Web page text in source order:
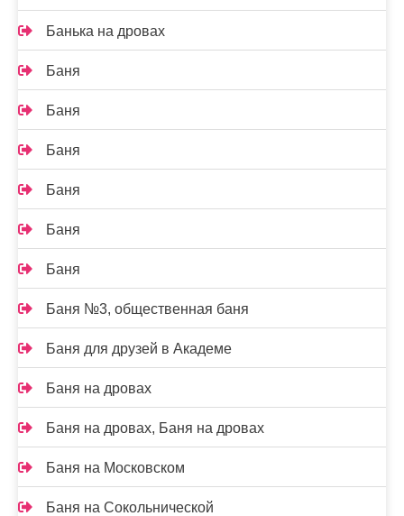
Банька на дровах
Баня
Баня
Баня
Баня
Баня
Баня
Баня №3, общественная баня
Баня для друзей в Академе
Баня на дровах
Баня на дровах, Баня на дровах
Баня на Московском
Баня на Сокольнической